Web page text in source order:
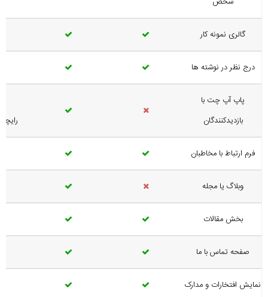
گالری نمونه کار
درج نظر در نوشته ها
پاپ آپ چت با
بازدیدکنندگان
فرم ارتباط با مخاطبان
وبلاگ یا مجله
بخش مقالات
صفحه تماس با ما
نمایش افتخارات و مدارک